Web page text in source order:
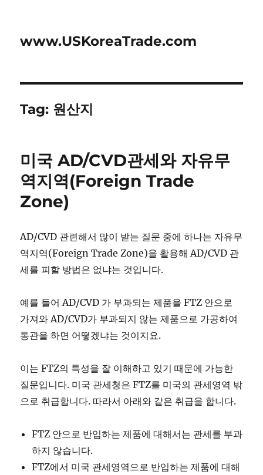
www.USKoreaTrade.com
Tag: 원산지
미국 AD/CVD관세와 자유무
역지역(Foreign Trade
Zone)
AD/CVD 관련해서 많이 받는 질문 중에 하나는 자유무
역지역(Foreign Trade Zone)을 활용해 AD/CVD 관
세를 피할 방법은 없냐는 것입니다.
예를 들어 AD/CVD 가 부과되는 제품을 FTZ 안으로
가져와 AD/CVD가 부과되지 않는 제품으로 가공하여
통관을 하면 어떻겠냐는 것이지요.
이는 FTZ의 특성을 잘 이해하고 있기 때문에 가능한
질문입니다. 미국 관세청은 FTZ를 미국의 관세영역 밖
으로 취급합니다. 따라서 아래와 같은 취급을 합니다.
FTZ 안으로 반입하는 제품에 대해서는 관세를 부과
하지 않습니다.
FTZ에서 미국 관세영역으로 반입하는 제품에 대해